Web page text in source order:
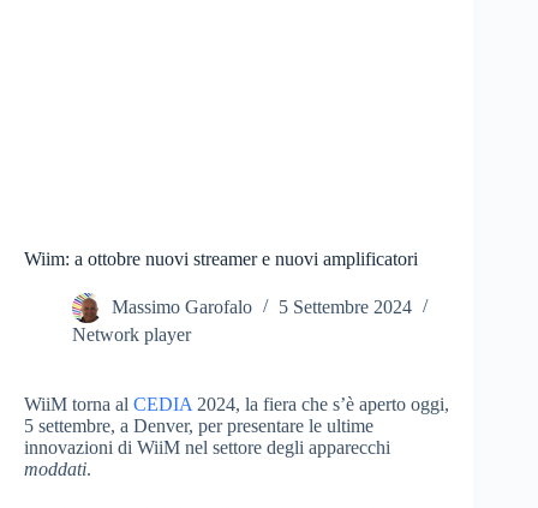
Wiim: a ottobre nuovi streamer e nuovi amplificatori
Massimo Garofalo
5 Settembre 2024
Network player
WiiM torna al CEDIA 2024, la fiera che s’è aperto oggi,
5 settembre, a Denver, per presentare le ultime
innovazioni di WiiM nel settore degli apparecchi
moddati.